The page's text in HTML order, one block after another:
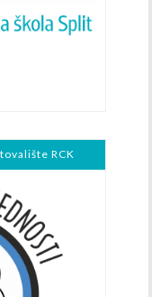
RCK